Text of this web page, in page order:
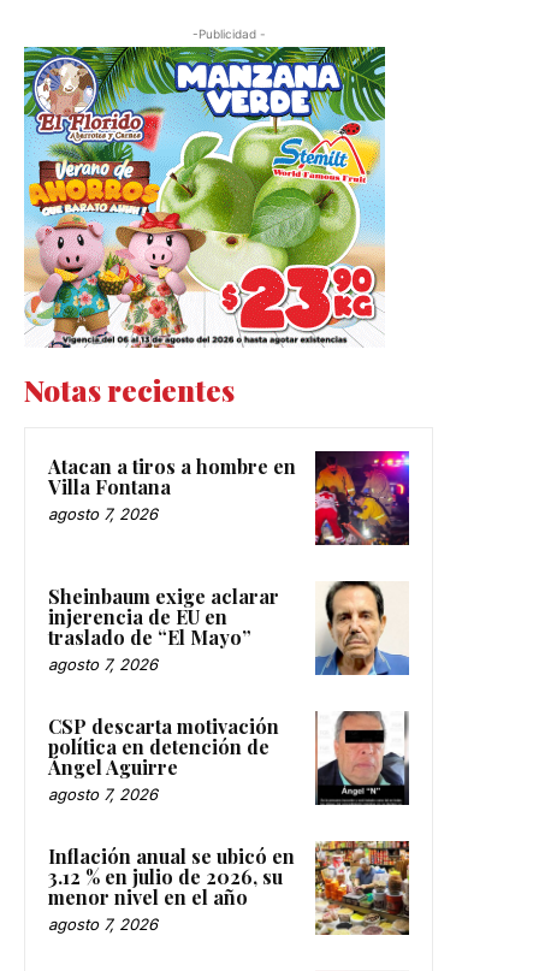
-Publicidad -
Notas recientes
Atacan a tiros a hombre en
Villa Fontana
agosto 7, 2026
Sheinbaum exige aclarar
injerencia de EU en
traslado de “El Mayo”
agosto 7, 2026
CSP descarta motivación
política en detención de
Ángel Aguirre
agosto 7, 2026
Inflación anual se ubicó en
3.12 % en julio de 2026, su
menor nivel en el año
agosto 7, 2026